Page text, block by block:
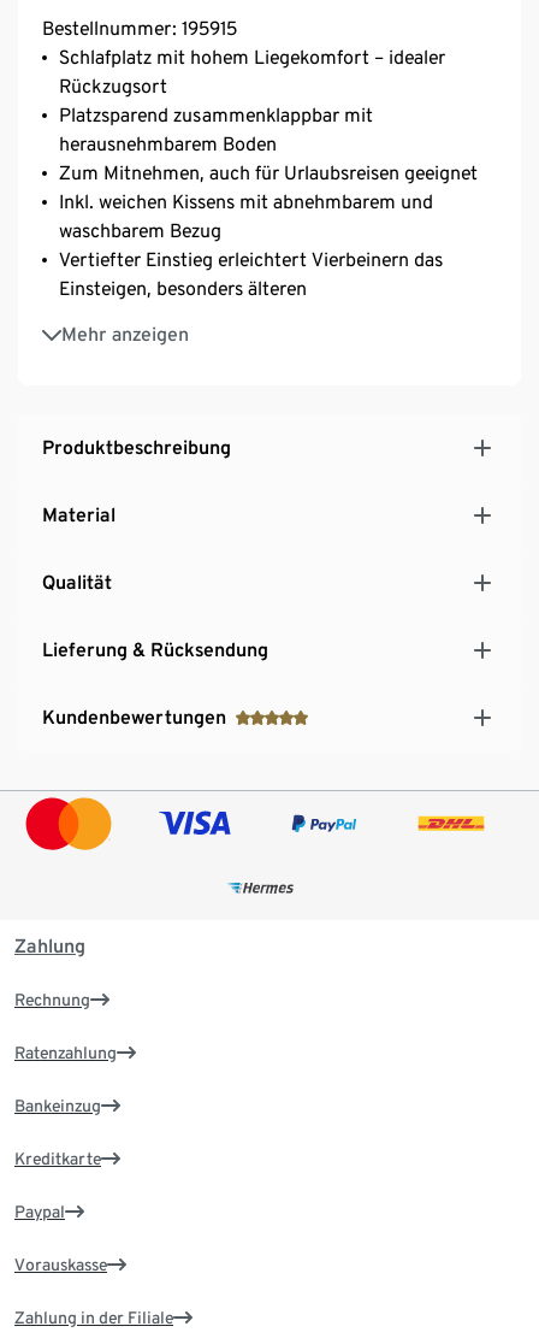
Bestellnummer: 195915
Schlafplatz mit hohem Liegekomfort – idealer
Rückzugsort
Platzsparend zusammenklappbar mit
herausnehmbarem Boden
Zum Mitnehmen, auch für Urlaubsreisen geeignet
Inkl. weichen Kissens mit abnehmbarem und
waschbarem Bezug
Vertiefter Einstieg erleichtert Vierbeinern das
Einsteigen, besonders älteren
Mehr anzeigen
Hergestellt aus nachwachsendem Seegras
Fügt sich harmonisch in jedes Wohnambiente ein
Produktbeschreibung
Material
Qualität
Lieferung & Rücksendung
Kundenbewertungen
Zahlung
Rechnung
Ratenzahlung
Bankeinzug
Kreditkarte
Paypal
Vorauskasse
Zahlung in der Filiale